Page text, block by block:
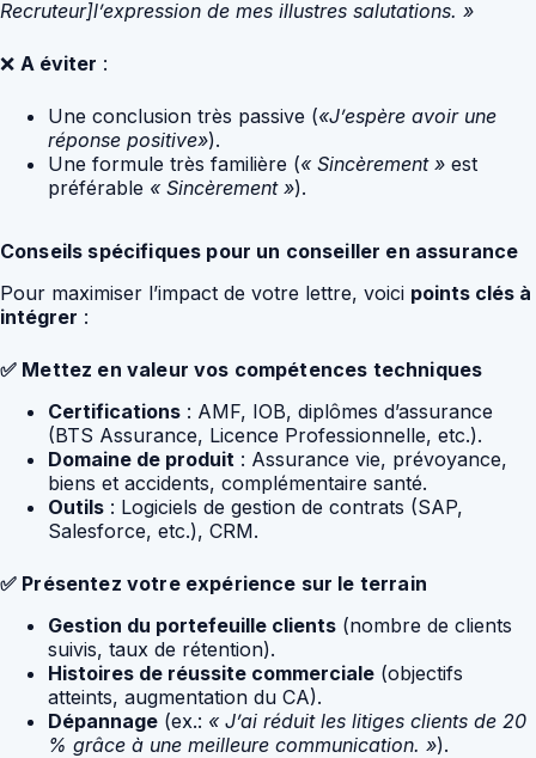
Recruteur]l’expression de mes illustres salutations. »
❌ A éviter :
Une conclusion très passive («J’espère avoir une
réponse positive»).
Une formule très familière (« Sincèrement » est
préférable « Sincèrement »).
Conseils spécifiques pour un conseiller en assurance
Pour maximiser l’impact de votre lettre, voici points clés à
intégrer :
✅ Mettez en valeur vos compétences techniques
Certifications : AMF, IOB, diplômes d’assurance
(BTS Assurance, Licence Professionnelle, etc.).
Domaine de produit : Assurance vie, prévoyance,
biens et accidents, complémentaire santé.
Outils : Logiciels de gestion de contrats (SAP,
Salesforce, etc.), CRM.
✅ Présentez votre expérience sur le terrain
Gestion du portefeuille clients (nombre de clients
suivis, taux de rétention).
Histoires de réussite commerciale (objectifs
atteints, augmentation du CA).
Dépannage (ex.: « J’ai réduit les litiges clients de 20
% grâce à une meilleure communication. »).